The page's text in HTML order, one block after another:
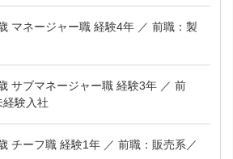
験入社